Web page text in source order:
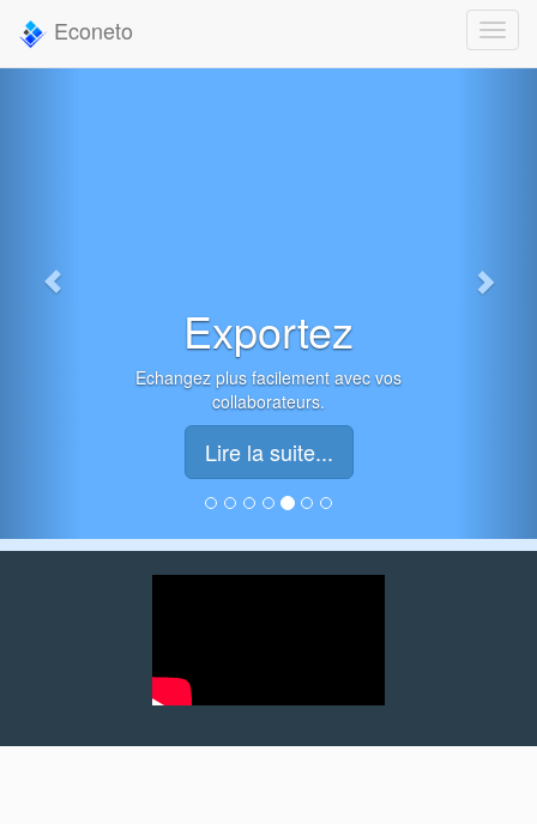
Econeto
Exportez
Echangez plus facilement avec vos
collaborateurs.
Lire la suite...